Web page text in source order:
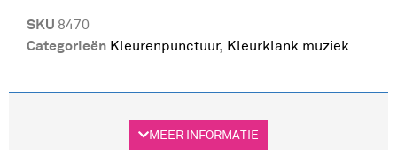
SKU 8470
Categorieën Kleurenpunctuur, Kleurklank muziek
MEER INFORMATIE